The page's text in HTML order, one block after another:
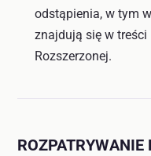
odstąpienia, w tym
znajdują się w treści
Rozszerzonej.